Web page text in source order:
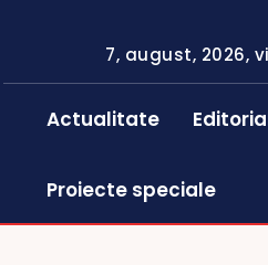
7, august, 2026,
Actualitate
Proiecte speciale